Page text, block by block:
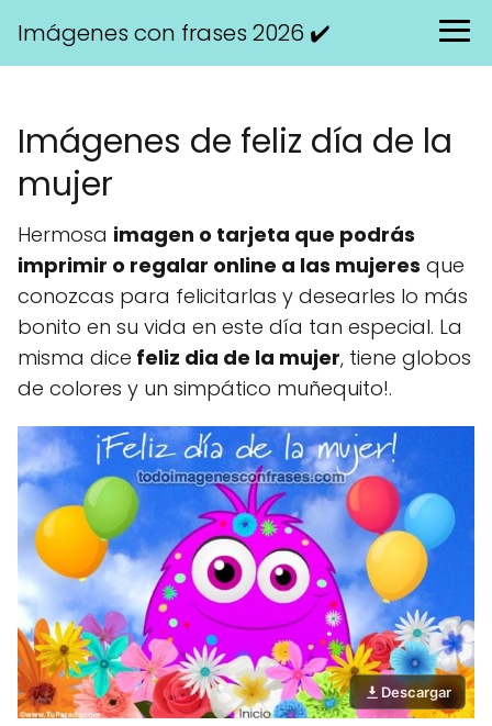
Imágenes con frases 2026 ✔️
Imágenes de feliz día de la
mujer
Hermosa imagen o tarjeta que podrás
imprimir o regalar online a las mujeres que
conozcas para felicitarlas y desearles lo más
bonito en su vida en este día tan especial. La
misma dice feliz dia de la mujer, tiene globos
de colores y un simpático muñequito!.
Descargar